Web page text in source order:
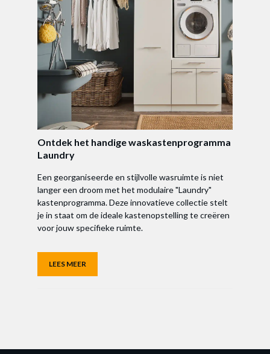
Ontdek het handige waskastenprogramma
Laundry
Een georganiseerde en stijlvolle wasruimte is niet
langer een droom met het modulaire "Laundry"
kastenprogramma. Deze innovatieve collectie stelt
je in staat om de ideale kastenopstelling te creëren
voor jouw specifieke ruimte.
LEES MEER